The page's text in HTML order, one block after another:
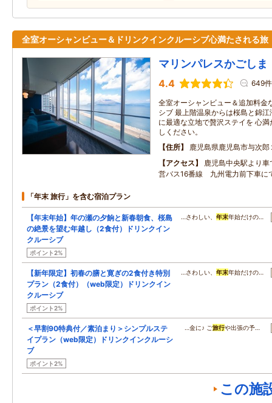
全室オーシャンビュー＆ドリンクインクルーシブ心満たされる旅
マリンパレスかごしま
4.4 649件
全室オーシャンビュー＆追加料金
シブ 最上階温泉からは桜島と錦
に最適な立地で贅沢ステイを 心
しください。
住所
鹿児島県鹿児島市与次
アクセス
鹿児島中央駅より
営バス16番線 九州電力前下車に
「年末 旅行」を含む宿泊プラン
【年末年始】年の瀬の夕餉と新春朝食、桜島
の絶景を望む年越し（2食付）ドリンクイン
クルーシブ
ポイント2%
…さわしい、 年末年始だけの…
【新年限定】初春の膳と寛ぎの2食付き特別
プラン（2食付）（web限定）ドリンクイン
クルーシブ
ポイント2%
…さわしい、 年末年始だけの…
＜早割90特典付／素泊まり＞シンプルステ
イプラン（web限定）ドリンクインクルーシ
ブ
ポイント2%
…金に♪ ご旅行や出張の予…
この施